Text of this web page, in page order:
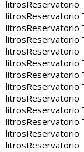
litrosReservatorio
litrosReservatorio
litrosReservatorio
litrosReservatorio
litrosReservatorio
litrosReservatorio
litrosReservatorio
litrosReservatorio
litrosReservatorio
litrosReservatorio
litrosReservatorio
litrosReservatorio
litrosReservatorio